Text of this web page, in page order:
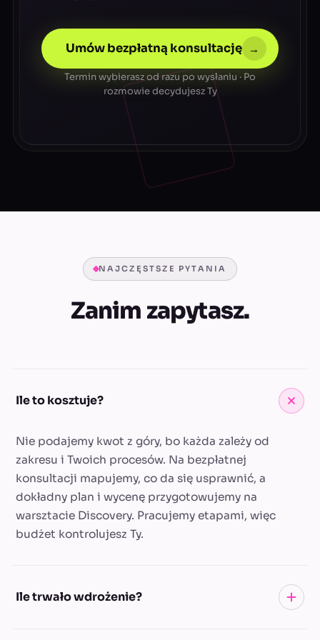
Umów bezpłatną konsultację →
Termin wybierasz od razu po wysłaniu · Po
rozmowie decydujesz Ty
NAJCZĘSTSZE PYTANIA
Zanim zapytasz.
Ile to kosztuje?
Nie podajemy kwot z góry, bo każda zależy od
zakresu i Twoich procesów. Na bezpłatnej
konsultacji mapujemy, co da się usprawnić, a
dokładny plan i wycenę przygotowujemy na
warsztacie Discovery. Pracujemy etapami, więc
budżet kontrolujesz Ty.
Ile trwało wdrożenie?